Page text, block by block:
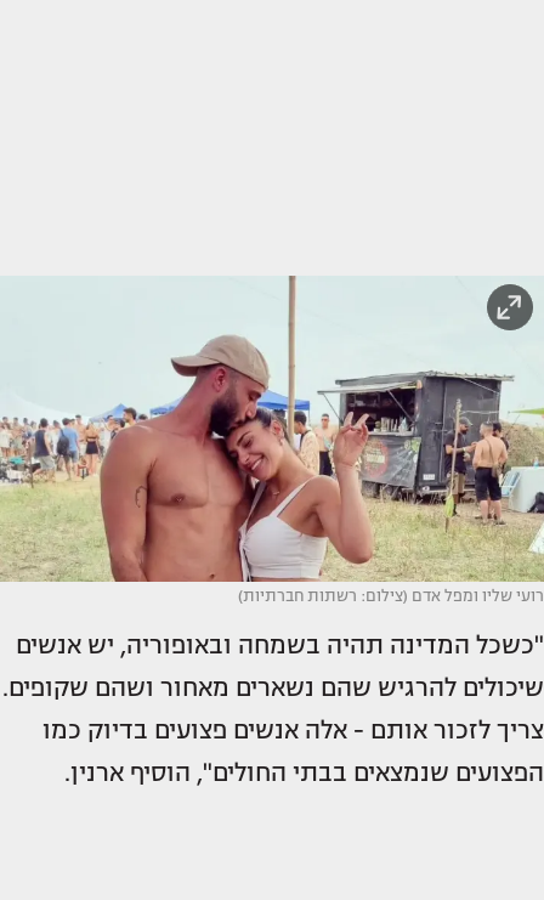
רועי שליו ומפל אדם (צילום: רשתות חברתיות)
"כשכל המדינה תהיה בשמחה ובאופוריה, יש אנשים
שיכולים להרגיש שהם נשארים מאחור ושהם שקופים.
צריך לזכור אותם - אלה אנשים פצועים בדיוק כמו
הפצועים שנמצאים בבתי החולים", הוסיף ארנין.